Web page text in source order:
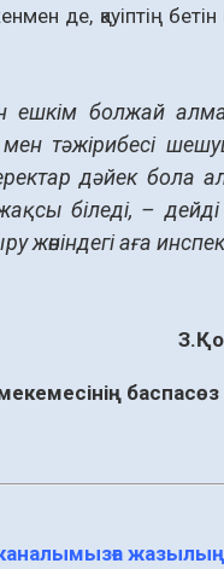
де, қауіптің бетін
ешкім болжай
тәжірибесі
дәйек бола
біледі, –
аға